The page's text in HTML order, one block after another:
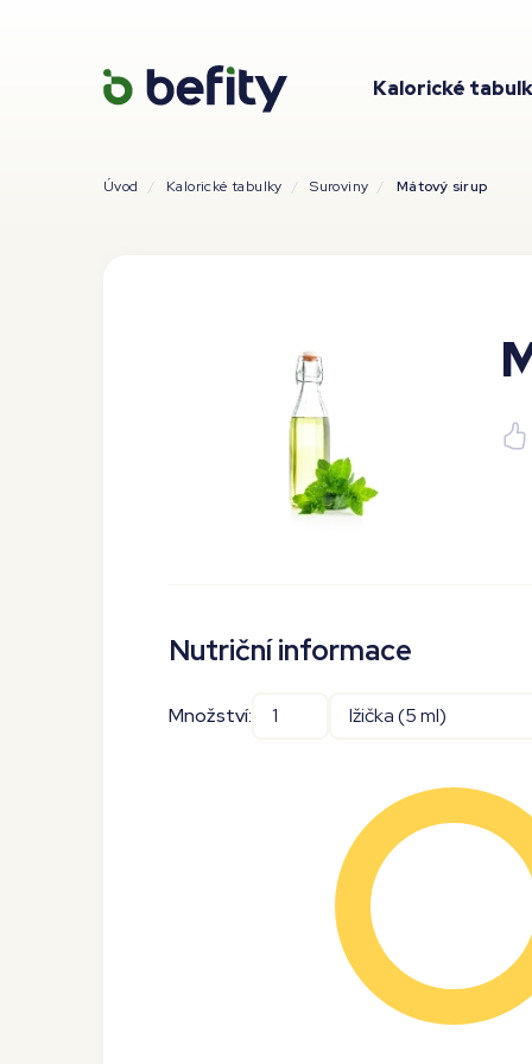
Kalorické
Úvod Kalorické tabulky Suroviny Mátový sirup
Nutriční informace
Množství: